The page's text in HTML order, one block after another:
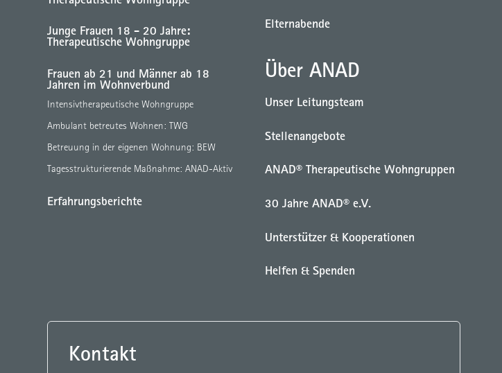
Junge Frauen 18 - 20 Jahre:
Therapeutische Wohngruppe
Frauen ab 21 und Männer ab 18
Jahren im Wohnverbund
Intensivtherapeutische Wohngruppe
Ambulant betreutes Wohnen: TWG
Betreuung in der eigenen Wohnung: BEW
Tagesstrukturierende Maßnahme: ANAD-Aktiv
Erfahrungsberichte
Elternabende
Über ANAD
Unser Leitungsteam
Stellenangebote
ANAD® Therapeutische Wohngruppen
30 Jahre ANAD® e.V.
Unterstützer & Kooperationen
Helfen & Spenden
Kontakt